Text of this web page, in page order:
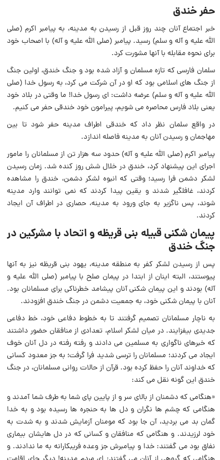
حفر خندق
خبر اجتماع آنان چند روز قبل از رسیدن به مدینه، به پیامبر اکرم (صلی
الله علیه و آله و سلم) رسید. پیامبر (صلی الله علیه و آله) با اصحاب خود
برای نحوه مقابله با آنها مشورت کرد.
سلمان فارسی که تازه مسلمان و آزاد شده بود و جنگ خندق، اولين جنگ
از جنگ هاى اسلامى بود که او در آن شرکت مى کرد، به رسول خدا (صلى
الله عليه و آله و سلم) عرضه داشت: ای رسول خدا! ما وقتى در بلاد خود
يعنى بلاد فارس محاصره مى شويم، پيرامون خود خندقی حفر مى کنيم.
در واقع سلمان نظر داد که خندقی اطراف مدینه حفر شود تا بین
مهاجمان و رسیدن آنان به مدینه فاصله اندازد.
پیامبر اکرم (صلی الله علیه و آله) حدود سه هزار تن از مسلمانان را مامور
اجرای این پیشنهاد کرد، خندق در خلال شش روز کنده شد. زمان رسیدن
لشکر دشمن فرا رسید؛ وقتی که انبوه لشکر دشمن، خندق را مشاهده
کردند، غافلگیر شدند و یقین پیدا کردند که نمی توانند وارد مدینه
شوند، پس ناگزیر به جای ورود به مدینه، حصاری در اطراف آن ایجاد
کردند.
پیمان شکنی قبیله بنی قریظه و اتحاد با مشرکین در
جنگ خندق
پس از رسیدن لشکر کفر به منطقه مدینه، یهود بنی قریظه نیز به آنها
پیوستند، البته اینان از ابتدا در پیمان صلح با پیامبر (صلی الله علیه و
آله) بودند و این پیمان شکنی آنان پیشامد خطرناکی برای مسلمانان بود.
آنان با پیمان شکنی خود، به جمعیت دشمن در جنگ خندق افزودند.
به ناچار مسلمانان تصمیم گرفتند تا به خطوط دفاعی خود، خط دفاعی
جدیدی بیفزایند. در میان لشکر اسلام، تعدادی از منافقان حضور داشتند
که خبرهای ناگواری به مسلمین می دادند و رفته رفته در دل آنان خوف
ایجاد می کردند؛ مسلمانان را ترسی شدید فرا گرفت؛ به جز معدود کسانی
که خداوند آنان را حفظ کرده بود. قرآن از حالات روانی مسلمانان، در جنگ
خندق این گونه نقل می کند:
«هنگامی که دشمنان از بالای سر و از پایین پای شما به طرف شما آمدند و
هنگامی که چشم ها نگران و دل ها به حنجره ها رسیده بود و به خدا
گمان بد می بردید، آن جا بود که مومنان آزمایش شدند و به شدت به
خود لرزیدند. و هنگامی که منافقان و کسانی که در دل هایشان بیماری
نفاق بود می گفتند: خدا و پیامبرش جز وعده فریبکارانه به ما ندادند. و